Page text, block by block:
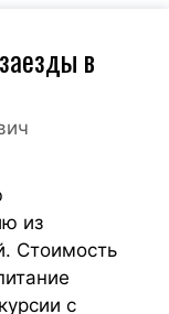
в
из
Стоимость
с